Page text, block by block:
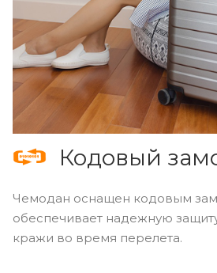
Кодовый
Чемодан оснащен кодовым
обеспечивает надежную
кражи во время перелета.